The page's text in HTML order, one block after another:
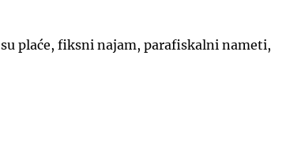
su plaće, fiksni najam, parafiskalni nameti,